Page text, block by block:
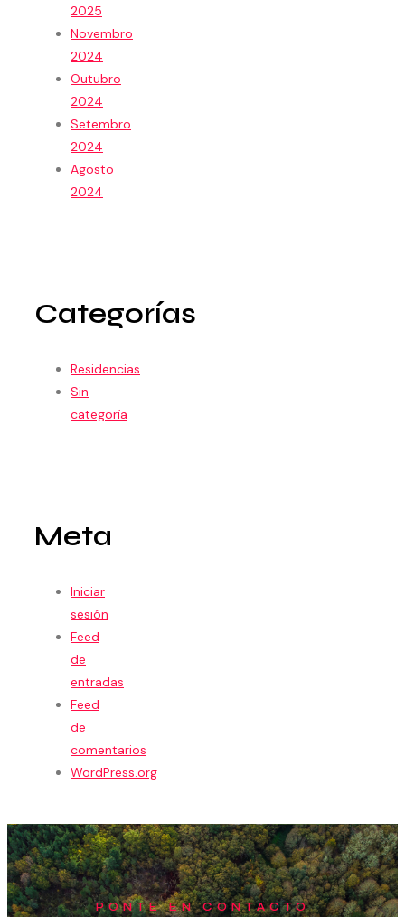
2025
Novembro
2024
Outubro
2024
Setembro
2024
Agosto
2024
Categorías
Residencias
Sin
categoría
Meta
Iniciar
sesión
Feed
de
entradas
Feed
de
comentarios
WordPress.org
PONTE EN CONTACTO